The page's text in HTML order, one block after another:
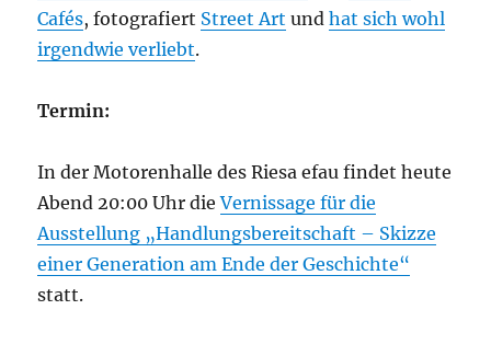
Cafés, fotografiert Street Art undhat sich wohl
irgendwie verliebt.
Termin:
In der Motorenhalle des Riesa efau findet heute
Abend 20:00 Uhr dieVernissage für die
Ausstellung „Handlungsbereitschaft – Skizze
einer Generation am Ende der Geschichte“
statt.